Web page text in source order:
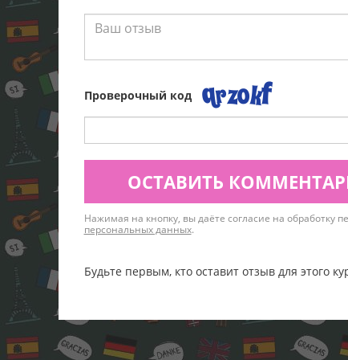
Проверочный код
ОСТАВИТЬ
Нажимая на кнопку, вы даёте согласие на обработку
персональных данных.
Будьте первым, кто оставит отзыв для этого